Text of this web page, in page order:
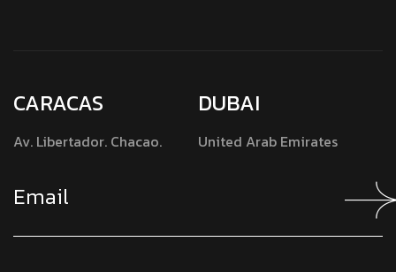
CARACAS
Av. Libertador. Chacao.
DUBAI
United Arab Emirates